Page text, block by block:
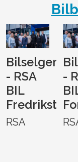
Bilselger
- RSA
BIL
Fredrikstad
RSA
-